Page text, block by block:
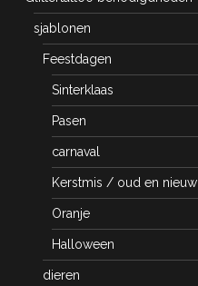
sjablonen
Feestdagen
Sinterklaas
Pasen
carnaval
Kerstmis / oud en nieuw
Oranje
Halloween
dieren